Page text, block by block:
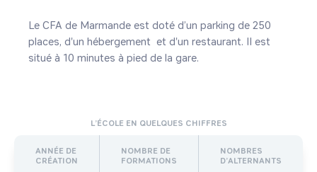
Le CFA de Marmande est doté d’un parking de 250
places, d'un hébergement  et d'un restaurant. Il est
situé à 10 minutes à pied de la gare.
L’ÉCOLE EN QUELQUES CHIFFRES
ANNÉE DE
CRÉATION
NOMBRE DE
FORMATIONS
NOMBRES
D’ALTERNANTS